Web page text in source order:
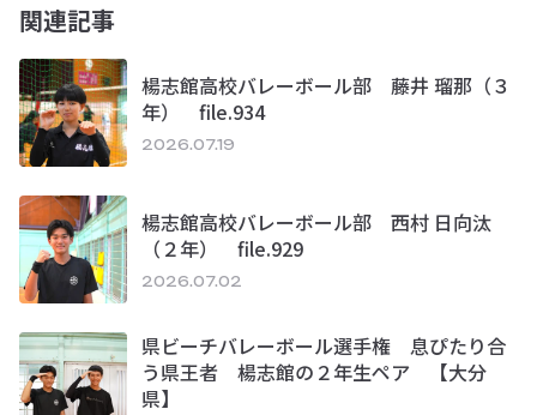
関連記事
楊志館高校バレーボール部 藤井 瑠那（３
年） file.934
2026.07.19
楊志館高校バレーボール部 西村 日向汰
（２年） file.929
2026.07.02
県ビーチバレーボール選手権 息ぴたり合
う県王者 楊志館の２年生ペア 【大分
県】